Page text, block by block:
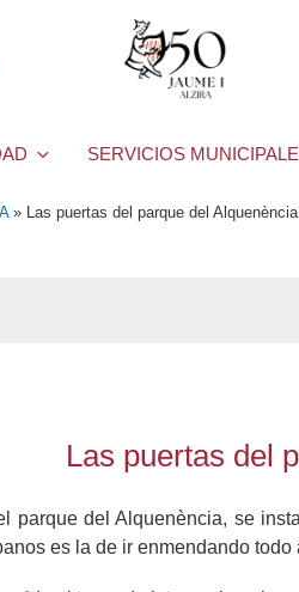
SERVICIOS
» Las puertas del parque del
Las puertas del
parque del Alquenència, se
es la de ir enmendando